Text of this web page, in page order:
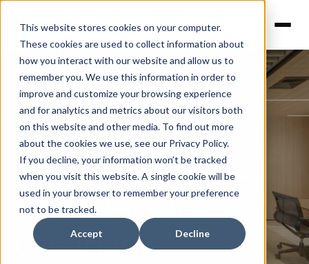
This website stores cookies on your computer.
These cookies are used to collect information about
how you interact with our website and allow us to
remember you. We use this information in order to
improve and customize your browsing experience
and for analytics and metrics about our visitors both
on this website and other media. To find out more
about the cookies we use, see our Privacy Policy.
If you decline, your information won’t be tracked
when you visit this website. A single cookie will be
used in your browser to remember your preference
not to be tracked.
Accept Decline
Soluciones para
Espacios de
Oficinas